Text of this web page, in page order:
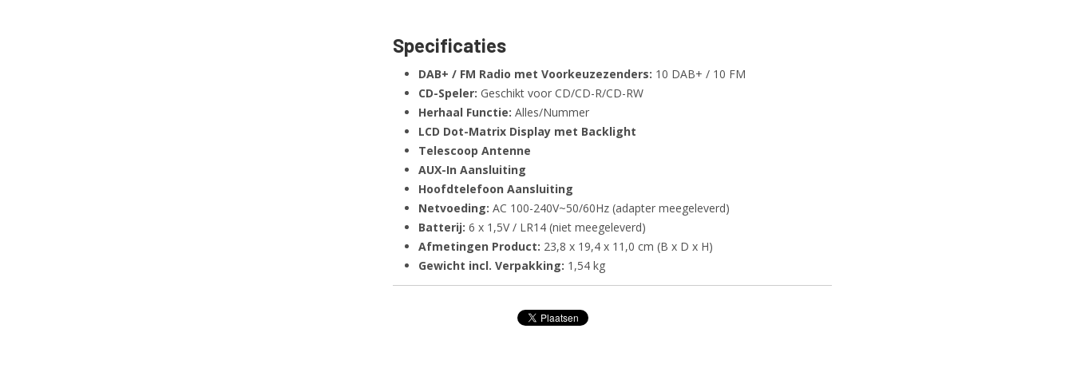
Specificaties
DAB+ / FM Radio met Voorkeuzezenders: 10 DAB+ / 10 FM
CD-Speler: Geschikt voor CD/CD-R/CD-RW
Herhaal Functie: Alles/Nummer
LCD Dot-Matrix Display met Backlight
Telescoop Antenne
AUX-In Aansluiting
Hoofdtelefoon Aansluiting
Netvoeding: AC 100-240V~50/60Hz (adapter meegeleverd)
Batterij: 6 x 1,5V / LR14 (niet meegeleverd)
Afmetingen Product: 23,8 x 19,4 x 11,0 cm (B x D x H)
Gewicht incl. Verpakking: 1,54 kg